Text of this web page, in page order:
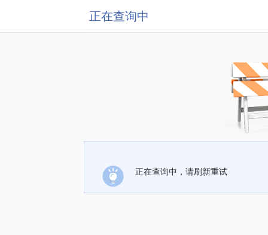
正在查询中
正在查询中，请刷新重试